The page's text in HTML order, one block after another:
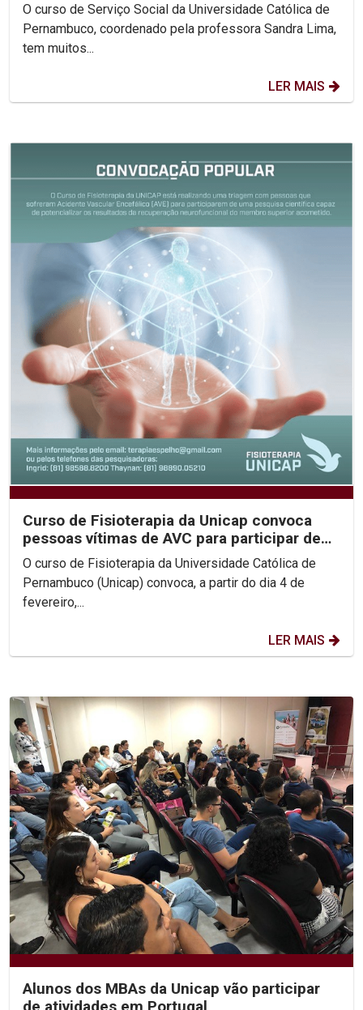
O curso de Serviço Social da Universidade Católica de
Pernambuco, coordenado pela professora Sandra Lima,
tem muitos...
LER MAIS
Curso de Fisioterapia da Unicap convoca
pessoas vítimas de AVC para participar de
pesquisa...
O curso de Fisioterapia da Universidade Católica de
Pernambuco (Unicap) convoca, a partir do dia 4 de
fevereiro,...
LER MAIS
Alunos dos MBAs da Unicap vão participar
de atividades em Portugal